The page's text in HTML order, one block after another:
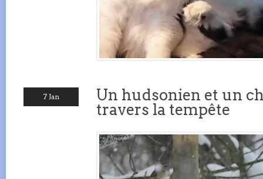
7 Jan
Un hudsonien et un
travers la tempête